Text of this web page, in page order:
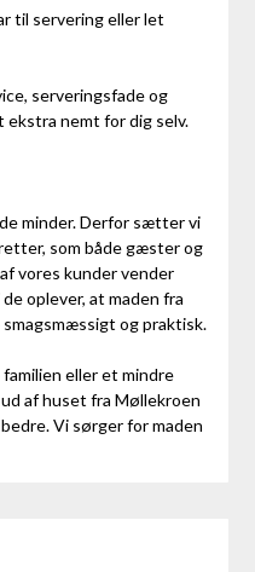
til servering eller let
serveringsfade og
ekstra nemt for dig selv.
minder. Derfor sætter vi
som både gæster og
vores kunder vender
oplever, at maden fra
og praktisk.
eller et mindre
af huset fra Møllekroen
Vi sørger for maden